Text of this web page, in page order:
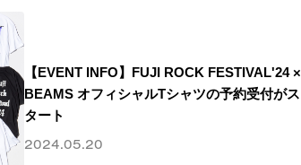
【EVENT INFO】FUJI ROCK FESTIVAL'24 ×
BEAMS オフィシャルTシャツの予約受付がス
タート
2024.05.20